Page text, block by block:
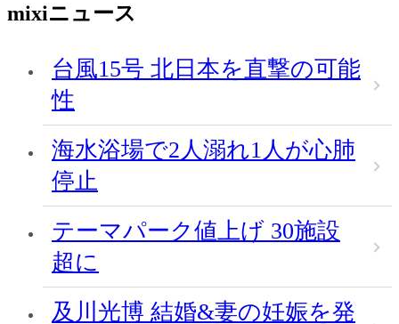
mixiニュース
台風15号 北日本を直撃の可能
性
海水浴場で2人溺れ1人が心肺
停止
テーマパーク値上げ 30施設
超に
及川光博 結婚&妻の妊娠を発